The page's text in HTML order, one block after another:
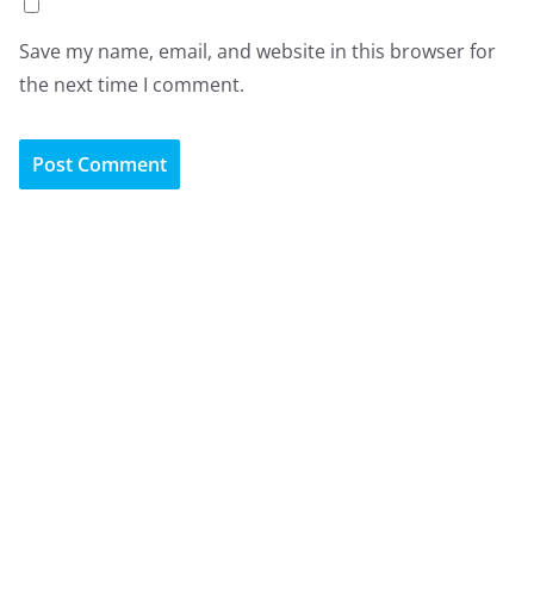
Save my name, email, and website in this browser for
the next time I comment.